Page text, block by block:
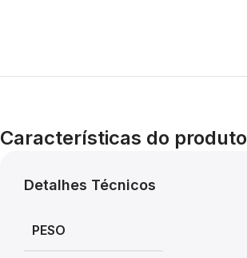
Características do produto
Detalhes Técnicos
PESO